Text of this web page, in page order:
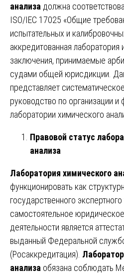
анализа должна
ISO/IEC 17025 «Общие
испытательных и
аккредитованная
заключения, принимаемые
судами общей юрисдикции.
представляет
руководство по организации
лаборатории химического
Правовой статус
анализа
Лаборатория химического
функционировать как
государственного
самостоятельное
деятельности является
выданный Федеральной
(Росаккредитация).
анализа обязана соблюдать